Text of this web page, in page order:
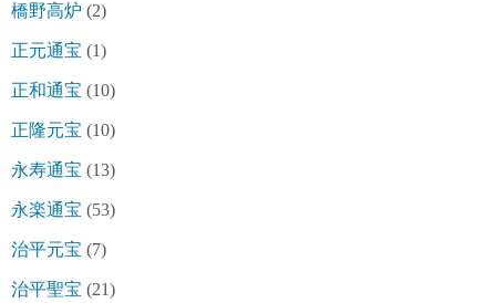
橋野高炉 (2)
正元通宝 (1)
正和通宝 (10)
正隆元宝 (10)
永寿通宝 (13)
永楽通宝 (53)
治平元宝 (7)
治平聖宝 (21)